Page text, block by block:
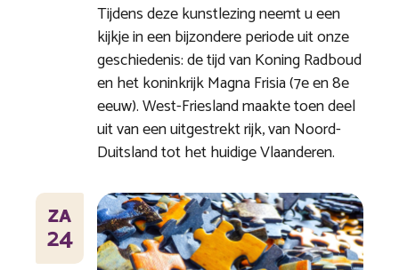
Tijdens deze kunstlezing neemt u een
kijkje in een bijzondere periode uit onze
geschiedenis: de tijd van Koning Radboud
en het koninkrijk Magna Frisia (7e en 8e
eeuw). West-Friesland maakte toen deel
uit van een uitgestrekt rijk, van Noord-
Duitsland tot het huidige Vlaanderen.
ZA
24